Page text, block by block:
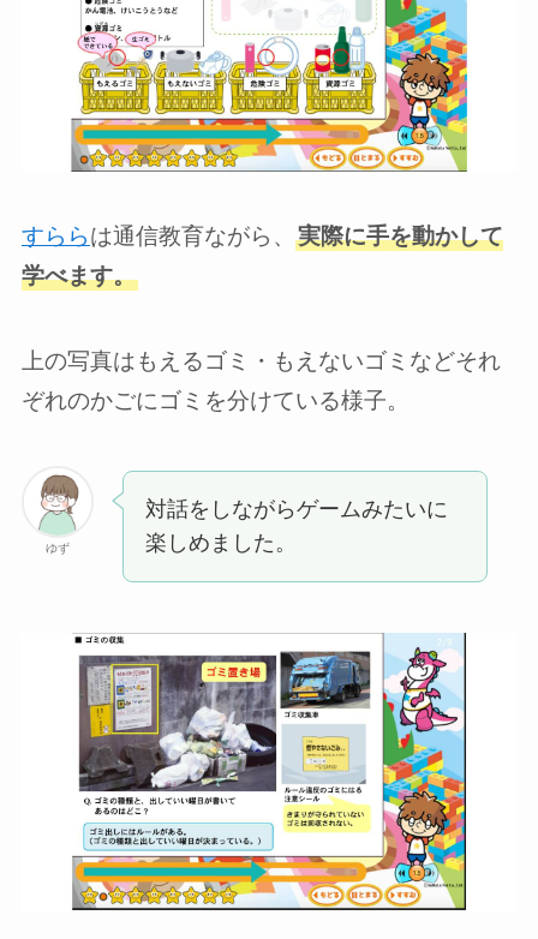
すららは通信教育ながら、 実際に手を動かして
学べます。
上の写真はもえるゴミ・もえないゴミなどそれ
ぞれのかごにゴミを分けている様子。
ゆず
対話をしながらゲームみたいに
楽しめました。